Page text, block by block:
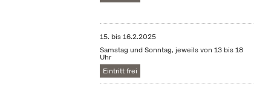
15. bis16.2.2025
Samstag und Sonntag, jeweils von 13 bis 18
Uhr
Eintritt frei